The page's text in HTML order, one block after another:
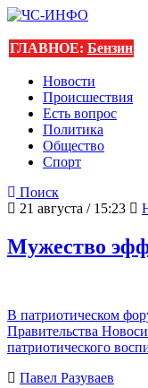
ГЛАВНОЕ: Бензин
Новости
Происшествия
Есть вопрос
Политика
Общество
Спорт
Поиск
21 августа / 15:23
Мужество
В патриотическом
Правительства
патриотического
Павел Разуваев